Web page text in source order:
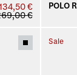
€
€
POLO
Sale